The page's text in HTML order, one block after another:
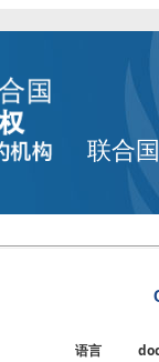
联合
语言